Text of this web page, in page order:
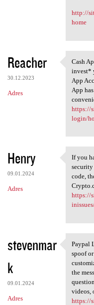
http://
home
Reacher
30.12.2023
Adres
Cash
Cash
invest*
App
App
https://
login/
Henry
09.01.2024
Adres
If you
If you
security
code,
https://
stevenmar
k
09.01.2024
Adres
Paypal
Paypal
spoof
the
videos,
https://